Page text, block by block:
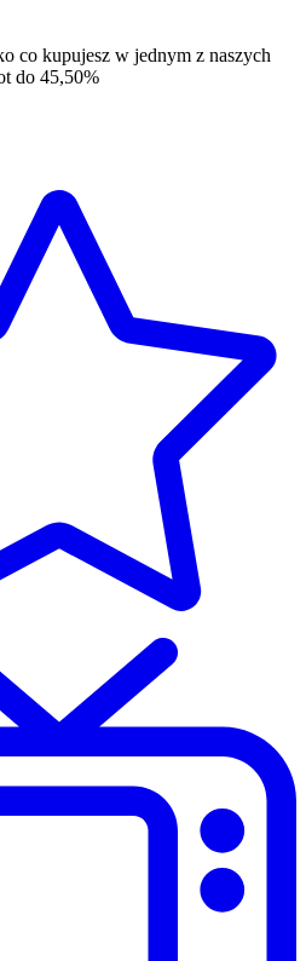
co kupujesz w jednym z naszych
do 45,50%